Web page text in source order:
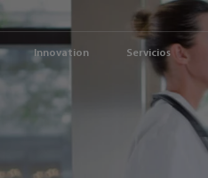
Innovation Servicios